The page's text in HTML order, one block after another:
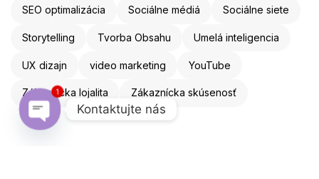
SEO optimalizácia Sociálne médiá Sociálne siete
Storytelling Tvorba Obsahu Umelá inteligencia
UX dizajn video marketing YouTube
Zákaznícka lojalita Zákaznícka skúsenosť
Kontaktujte nás
1